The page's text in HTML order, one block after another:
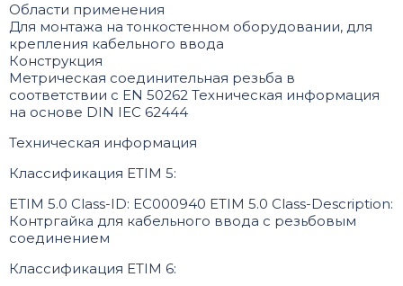
Области применения
Для монтажа на тонкостенном оборудовании, для
крепления кабельного ввода
Конструкция
Метрическая соединительная резьба в
соответствии с EN 50262 Техническая информация
на основе DIN IEC 62444
Техническая информация
Классификация ETIM 5:
ETIM 5.0 Class-ID: EC000940 ETIM 5.0 Class-Description:
Контргайка для кабельного ввода с резьбовым
соединением
Классификация ETIM 6: